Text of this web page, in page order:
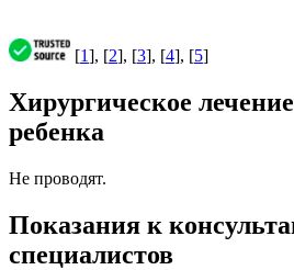
[1], [2], [3], [4], [5]
Хирургическое
ребенка
Не проводят.
Показания к
специалистов